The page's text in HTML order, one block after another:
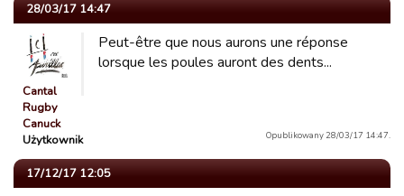
28/03/17 14:47
Cantal
Rugby
Canuck
Użytkownik
Peut-être que nous aurons une réponse
lorsque les poules auront des dents...
Opublikowany 28/03/17 14:47.
17/12/17 12:05